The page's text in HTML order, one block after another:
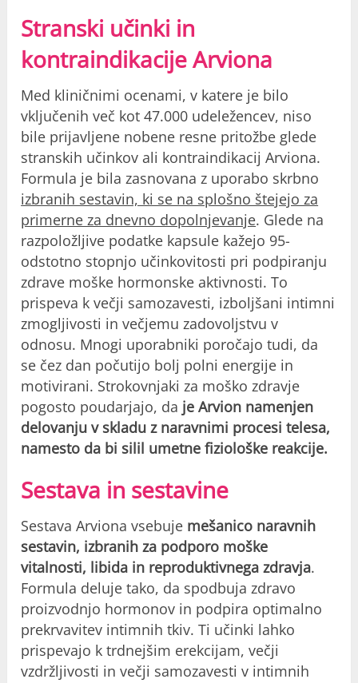
Stranski učinki in
kontraindikacije Arviona
Med kliničnimi ocenami, v katere je bilo
vključenih več kot 47.000 udeležencev, niso
bile prijavljene nobene resne pritožbe glede
stranskih učinkov ali kontraindikacij Arviona.
Formula je bila zasnovana z uporabo skrbno
izbranih sestavin, ki se na splošno štejejo za
primerne za dnevno dopolnjevanje. Glede na
razpoložljive podatke kapsule kažejo 95-
odstotno stopnjo učinkovitosti pri podpiranju
zdrave moške hormonske aktivnosti. To
prispeva k večji samozavesti, izboljšani intimni
zmogljivosti in večjemu zadovoljstvu v
odnosu. Mnogi uporabniki poročajo tudi, da
se čez dan počutijo bolj polni energije in
motivirani. Strokovnjaki za moško zdravje
pogosto poudarjajo, da je Arvion namenjen
delovanju v skladu z naravnimi procesi telesa,
namesto da bi silil umetne fiziološke reakcije.
Sestava in sestavine
Sestava Arviona vsebuje mešanico naravnih
sestavin, izbranih za podporo moške
vitalnosti, libida in reproduktivnega zdravja.
Formula deluje tako, da spodbuja zdravo
proizvodnjo hormonov in podpira optimalno
prekrvavitev intimnih tkiv. Ti učinki lahko
prispevajo k trdnejšim erekcijam, večji
vzdržljivosti in večji samozavesti v intimnih